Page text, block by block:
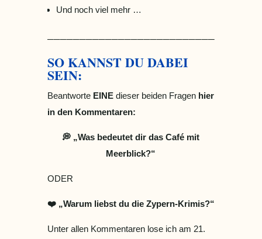
Und noch viel mehr …
────────────────────────────────
SO KANNST DU DABEI
SEIN:
Beantworte EINEdieser beiden Fragen hier
in den Kommentaren:
💭 „Was bedeutet dir das Café mit
Meerblick?“
ODER
❤️ „Warum liebst du die Zypern-Krimis?“
Unter allen Kommentaren lose ich am 21.